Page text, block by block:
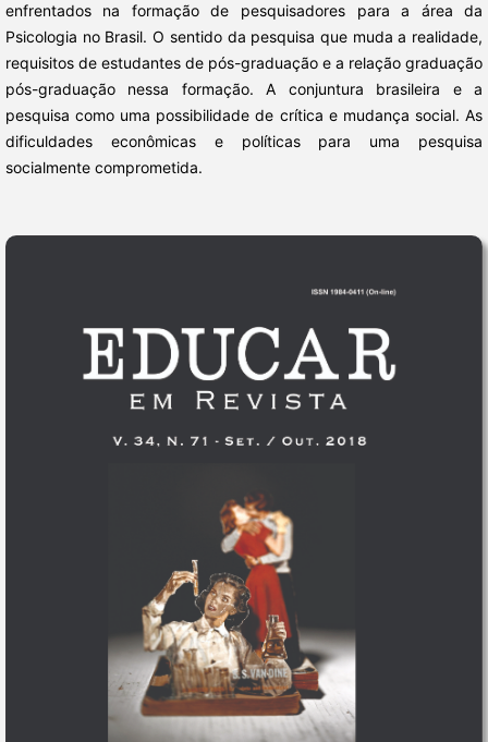
enfrentados na formação de pesquisadores para a área da
Psicologia no Brasil. O sentido da pesquisa que muda a realidade,
requisitos de estudantes de pós-graduação e a relação graduação
pós-graduação nessa formação. A conjuntura brasileira e a
pesquisa como uma possibilidade de crítica e mudança social. As
dificuldades econômicas e políticas para uma pesquisa
socialmente comprometida.